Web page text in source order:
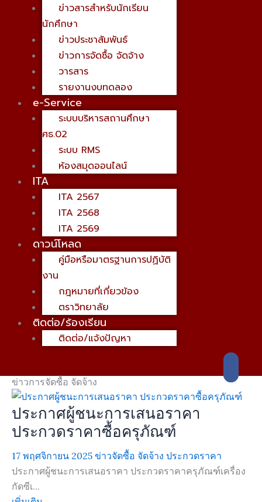
ข่าวสารสำหรับนักเรียน
นักศึกษา
ข่าวประชาสัมพันธ์
ข่าวการจัดซื้อ จัดจ้าง
วารสาร
รายงานงบทดลอง
e-Service
ระบบบริหารสถานศึกษา
ศธ.02
ระบบ RMS
ห้องสมุดออนไลน์
ITA
ITA 2567
ITA 2568
ITA 2569
ดาวน์โหลด
คู่มือหรือมาตรฐานการปฏิบัติ
งาน
กฎหมายที่เกี่ยวข้อง
ตราวิทยาลัย
ติดต่อ/ร้องเรียน
ติดต่อ/แจ้งปัญหา
ข่าวการจัดซื้อ จัดจ้าง
ประกาศผู้ชนะการเสนอราคา
ประกวดราคาซื้อครุภัณฑ์
17 พฤศจิกายน 2025 ข่าวจัดซื้อ จัดจ้าง ประกวดราคา
ประกาศผู้ชนะการเสนอราคา ประกวดราคาครุภัณฑ์เครื่อง
กัดซีเ...